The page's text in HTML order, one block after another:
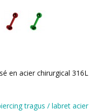
en acier chirurgical 316L
tragus / labret acier